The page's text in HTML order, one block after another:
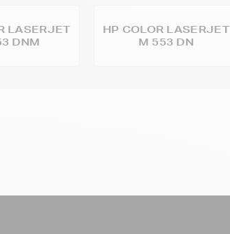
LASERJET
DNM
HP COLOR LASERJET
M 553 DN